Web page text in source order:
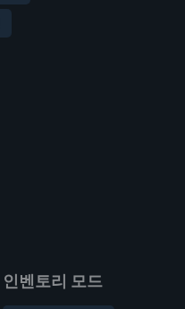
인벤토리 모드